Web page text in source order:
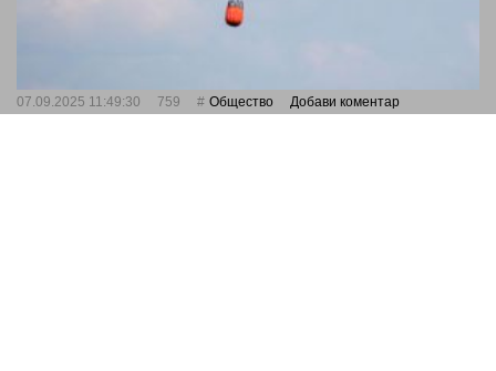
07.09.2025 11:49:30 759 Общество Добави коментар